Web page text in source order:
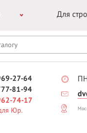
Для
27-64
81-94
74-17
Юр.